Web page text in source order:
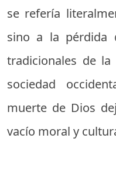
se refería
sino a la pérdida
tradicionales de
sociedad
muerte de Dios
vacío moral y